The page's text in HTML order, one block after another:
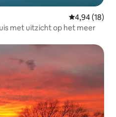
Gemiddelde
4,94 (18)
met uitzicht op het meer